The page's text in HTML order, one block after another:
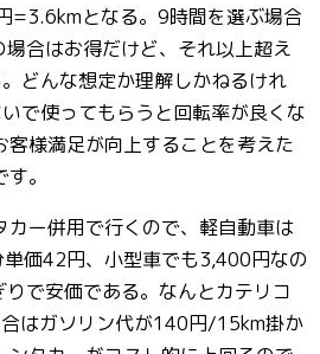
となる。9時間を選ぶ場合
合はお得だけど、それ以上超え
どんな想定か理解しかねるけれ
で使ってもらうと回転率が良くな
客様満足が向上することを考えた
。
カー併用で行くので、軽自動車は
価42円、小型車でも3,400円なの
で安価である。なんとカテリコ
はガソリン代が140円/15km掛か